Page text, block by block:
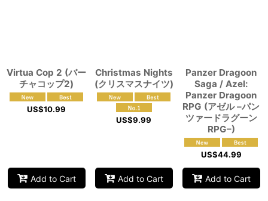
Virtua Cop 2 (バー
チャコップ2)
US$10.99
Add to Cart
Christmas Nights
(クリスマスナイツ)
US$9.99
Add to Cart
Panzer Dragoon
Saga / Azel:
Panzer Dragoon
RPG (アゼル –パン
ツァードラグーン
RPG–)
US$44.99
Add to Cart